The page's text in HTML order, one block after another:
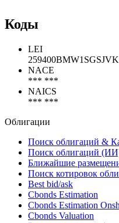
Коды
LEI
NACE
*** ***
NAICS
*** ***
Облигации
Поиск облигаций &
Поиск облигаций
Ближайшие
Поиск котировок
Best bid/ask
Cbonds Estimation
Cbonds Estimation
Cbonds Valuation